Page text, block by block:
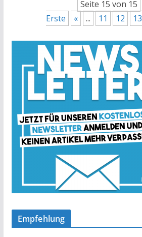
Seite 15 von 15
Erste
« ... 11 12 13
Empfehlung